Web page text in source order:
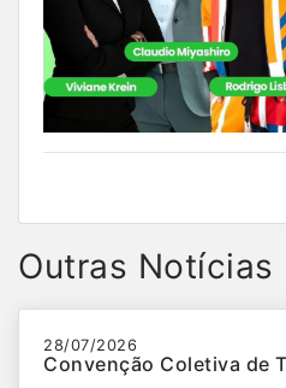
Outras Notícias
28/07/2026
Convenção Coletiva de